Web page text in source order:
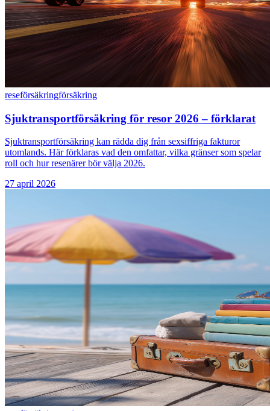
reseförsäkringförsäkring
Sjuktransportförsäkring för resor 2026 – förklarat
Sjuktransportförsäkring kan rädda dig från sexsiffriga fakturor
utomlands. Här förklaras vad den omfattar, vilka gränser som spelar
roll och hur resenärer bör välja 2026.
27 april 2026